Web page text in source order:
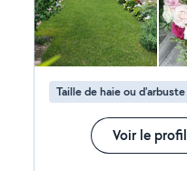
Taille de haie ou d'arbuste
Voir le profil